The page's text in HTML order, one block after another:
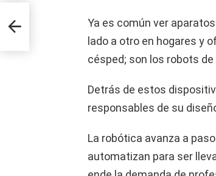
Ya es común ver
lado a otro en hogares y
césped; son los robots de
Detrás de estos
responsables de su
La robótica avanza a
automatizan para ser